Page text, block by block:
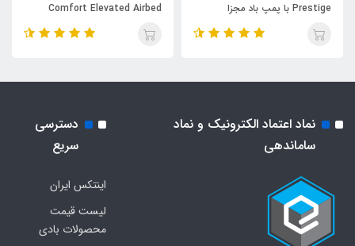
Prestige با پمپ باد مجزا
Comfort Elevated Airbed
اینتکس
نماد اعتماد الکترونیک و نماد
ساماندهی
دسترسی
سریع
اینتکس ایران
لیست قیمت
محصولات بادی